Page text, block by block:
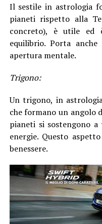
Il sestile in astrologia
pianeti rispetto alla
concreto), è utile ed
equilibrio. Porta
apertura mentale.
Trigono:
Un trigono, in
che formano un angolo
pianeti si sostengono
energie. Questo
benessere.